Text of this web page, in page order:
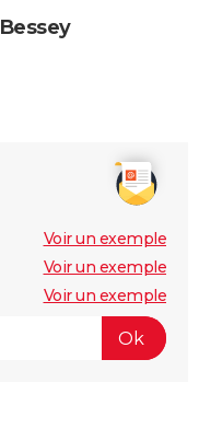
Voir un exemple
Voir un exemple
Voir un exemple